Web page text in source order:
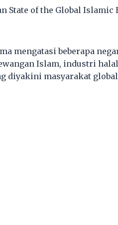
of the Global Islamic
mengatasi beberapa
Islam, industri
diyakini masyarakat